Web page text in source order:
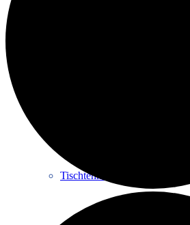
Tischtennis